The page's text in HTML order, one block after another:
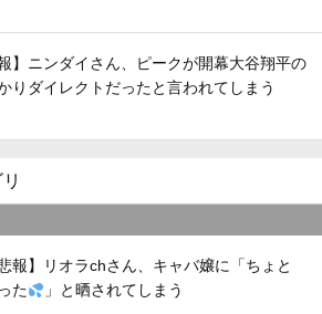
報】ニンダイさん、ピークが開幕大谷翔平の
りダイレクトだったと言われてしまう
悲報】リオラchさん、キャバ嬢に「ちょと
た
」と晒されてしまう